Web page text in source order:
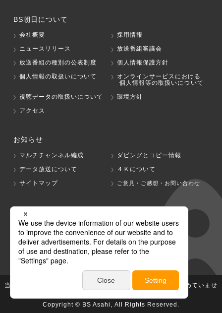
BS朝日について
会社概要
採用情報
ニュースリリース
放送番組審議会
放送番組の種別の公表制度
個人情報保護方針
個人情報の取扱いについて
オンラインサービスにおける
個人情報等の取扱いについて
視聴データの取扱いについて
環境方針
アクセス
お知らせ
マルチチャンネル編成
ダビングとコピー情報
データ放送について
４Ｋについて
サイトマップ
ご意見・ご感想・お問い合わせ
グループ会社
テレビ朝日 テレ朝チャンネル
当社が著作権、著作隣接権を有する放送番組等の無断利用は認めていませ
ん。
Copyright © BS Asahi, All Rights Reserved.